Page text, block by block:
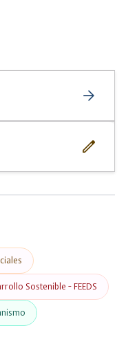
arrow_forward
edit
Sostenible - FEEDS